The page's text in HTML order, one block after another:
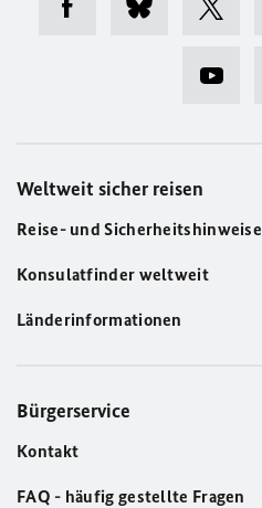
Weltweit sicher reisen
Reise- und Sicherheitshinweise
Konsulatfinder weltweit
Länderinformationen
Bürgerservice
Kontakt
FAQ - häufig gestellte Fragen